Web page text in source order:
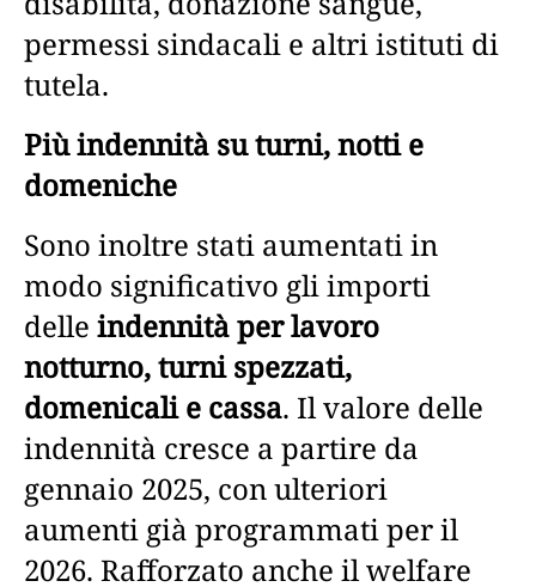
permessi sindacali e altri istituti di
tutela.
Più indennità su turni, notti e
domeniche
Sono inoltre stati aumentati in
modo significativo gli importi
delle indennità per lavoro
notturno, turni spezzati,
domenicali e cassa. Il valore delle
indennità cresce a partire da
gennaio 2025, con ulteriori
aumenti già programmati per il
2026. Rafforzato anche il welfare